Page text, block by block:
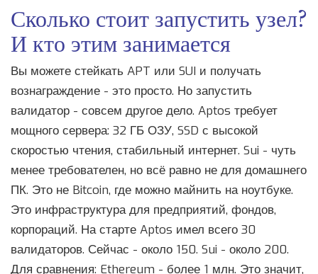
Сколько стоит запустить узел?
И кто этим занимается
Вы можете стейкать APT или SUI и получать
вознаграждение - это просто. Но запустить
валидатор - совсем другое дело. Aptos требует
мощного сервера: 32 ГБ ОЗУ, SSD с высокой
скоростью чтения, стабильный интернет. Sui - чуть
менее требователен, но всё равно не для домашнего
ПК. Это не Bitcoin, где можно майнить на ноутбуке.
Это инфраструктура для предприятий, фондов,
корпораций. На старте Aptos имел всего 30
валидаторов. Сейчас - около 150. Sui - около 200.
Для сравнения: Ethereum - более 1 млн. Это значит,